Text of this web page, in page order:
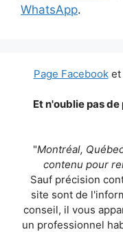
WhatsApp.
Page Facebooket
Et n'oublie pas
"Montréal,
contenu pour
Sauf précision
site sont de
conseil, il vous
un professionnel